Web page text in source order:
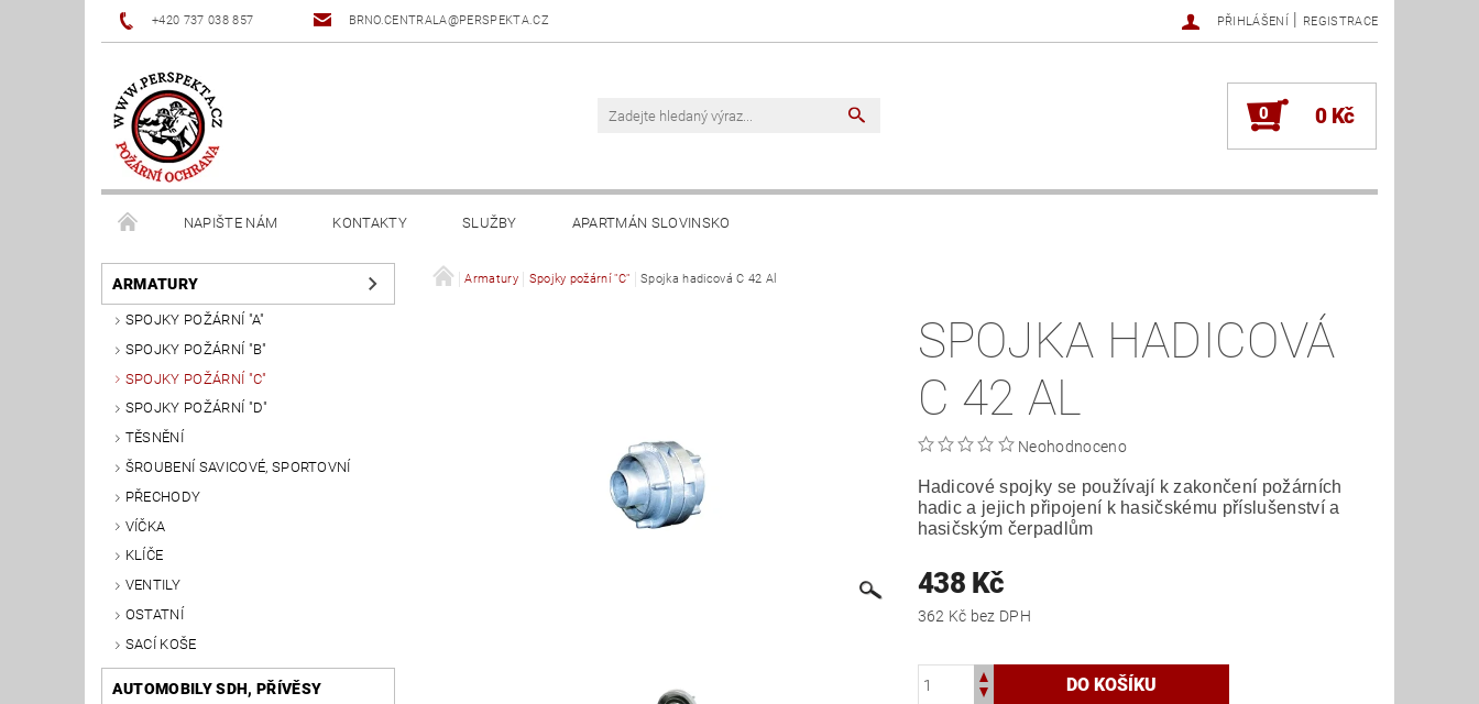
+420 737 038 857 BRNO.CENTRALA@PERSPEKTA.CZ PŘIHLÁŠENÍ | REGISTRACE
0 0 Kč
NAPIŠTE NÁM KONTAKTY SLUŽBY APARTMÁN SLOVINSKO
ARMATURY
SPOJKY POŽÁRNÍ "A"
SPOJKY POŽÁRNÍ "B"
SPOJKY POŽÁRNÍ "C"
SPOJKY POŽÁRNÍ "D"
TĚSNĚNÍ
ŠROUBENÍ SAVICOVÉ, SPORTOVNÍ
PŘECHODY
VÍČKA
KLÍČE
VENTILY
OSTATNÍ
SACÍ KOŠE
AUTOMOBILY SDH, PŘÍVĚSY
Armatury Spojky požární "C" Spojka hadicová C 42 Al
SPOJKA HADICOVÁ
C 42 AL
Neohodnoceno
Hadicové spojky se používají k zakončení požárních
hadic a jejich připojení k hasičskému příslušenství a
hasičským čerpadlům
438 Kč
362 Kč bez DPH